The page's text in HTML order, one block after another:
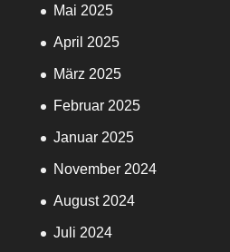
Mai 2025
April 2025
März 2025
Februar 2025
Januar 2025
November 2024
August 2024
Juli 2024